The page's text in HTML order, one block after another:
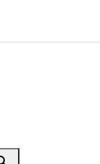
kursseja